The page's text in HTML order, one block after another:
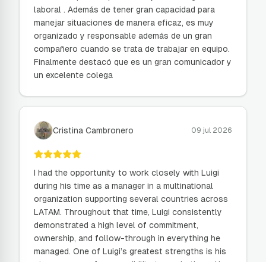
laboral . Además de tener gran capacidad para
manejar situaciones de manera eficaz, es muy
organizado y responsable además de un gran
compañero cuando se trata de trabajar en equipo.
Finalmente destacó que es un gran comunicador y
un excelente colega
Cristina Cambronero 09 jul 2026
I had the opportunity to work closely with Luigi
during his time as a manager in a multinational
organization supporting several countries across
LATAM. Throughout that time, Luigi consistently
demonstrated a high level of commitment,
ownership, and follow-through in everything he
managed. One of Luigi’s greatest strengths is his